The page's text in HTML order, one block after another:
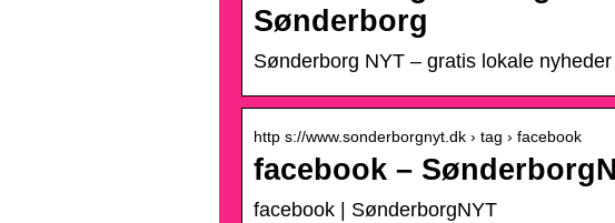
Sønderborg
Sønderborg NYT – gratis lokale
http s://www.sonderborgnyt.dk › tag › facebook
facebook –
facebook | SønderborgNYT